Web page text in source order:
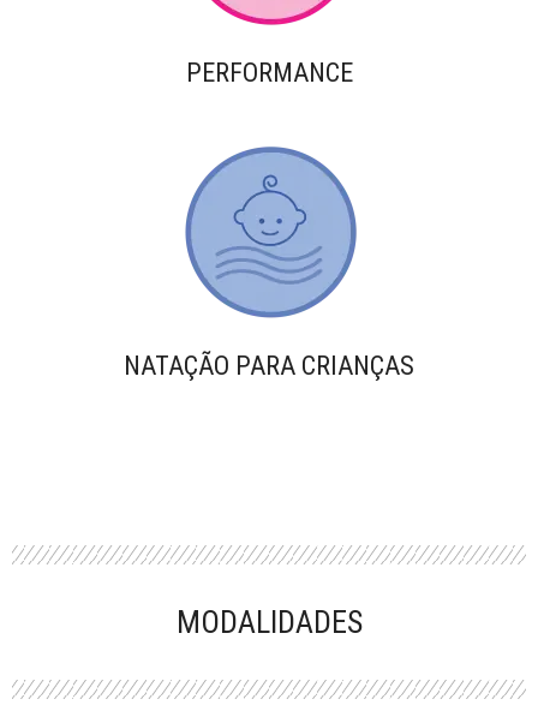
PERFORMANCE
NATAÇÃO PARA CRIANÇAS
MODALIDADES